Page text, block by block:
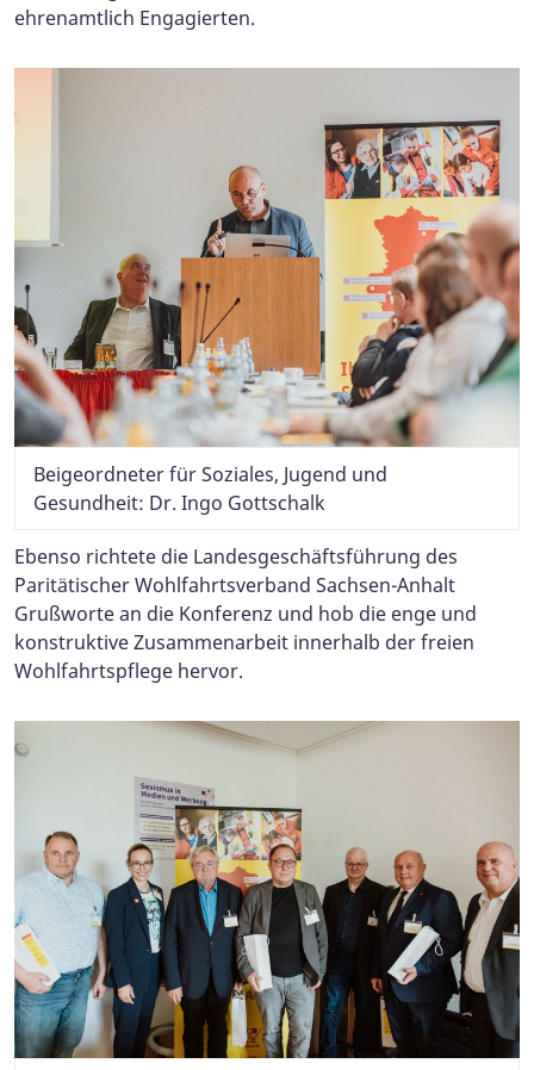
ehrenamtlich Engagierten.
Beigeordneter für Soziales, Jugend und
Gesundheit: Dr. Ingo Gottschalk
Ebenso richtete die Landesgeschäftsführung des
Paritätischer Wohlfahrtsverband Sachsen-Anhalt
Grußworte an die Konferenz und hob die enge und
konstruktive Zusammenarbeit innerhalb der freien
Wohlfahrtspflege hervor.